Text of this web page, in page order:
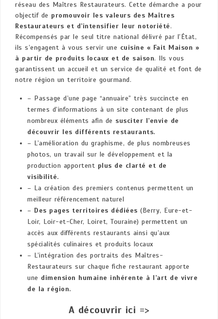
réseau des Maîtres Restaurateurs. Cette démarche a pour
objectif de promouvoir les valeurs des Maîtres
Restaurateurs et d’intensifier leur notoriété.
Récompensés par le seul titre national délivré par l’État,
ils s’engagent à vous servir une cuisine « Fait Maison »
à partir de produits locaux et de saison. Ils vous
garantissent un accueil et un service de qualité et font de
notre région un territoire gourmand.
– Passage d’une page “annuaire” très succincte en
termes d’informations à un site contenant de plus
nombreux éléments afin de susciter l’envie de
découvrir les différents restaurants.
– L’amélioration du graphisme, de plus nombreuses
photos, un travail sur le développement et la
production apportent plus de clarté et de
visibilité.
– La création des premiers contenus permettent un
meilleur référencement naturel
– Des pages territoires dédiées (Berry, Eure-et-
Loir, Loir-et-Cher, Loiret, Touraine) permettent un
accès aux différents restaurants ainsi qu’aux
spécialités culinaires et produits locaux
– L’intégration des portraits des Maîtres-
Restaurateurs sur chaque fiche restaurant apporte
une dimension humaine inhérente à l’art de vivre
de la région.
A découvrir ici =>